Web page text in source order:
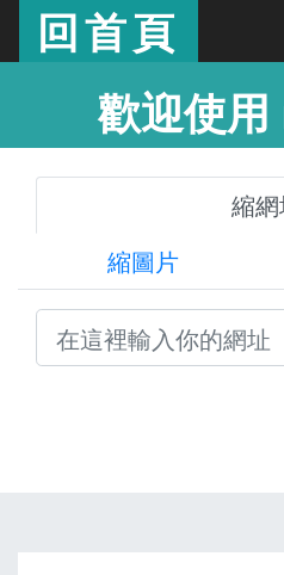
回首頁
歡迎使
縮
縮圖片